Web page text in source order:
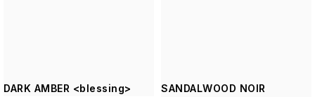
DARK AMBER <blessing>
SANDALWOOD NOIR